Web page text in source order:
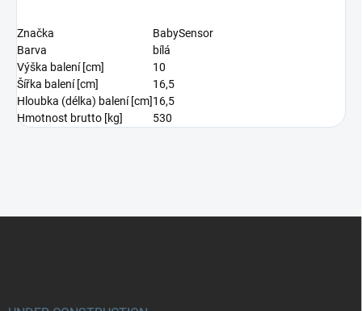
Značka
BabySensor
Barva
bílá
Výška balení [cm]
10
Šířka balení [cm]
16,5
Hloubka (délka) balení [cm]16,5
Hmotnost brutto [kg]
530